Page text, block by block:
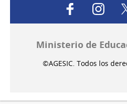
facebook
Ministerio de
©AGESIC. Todos los